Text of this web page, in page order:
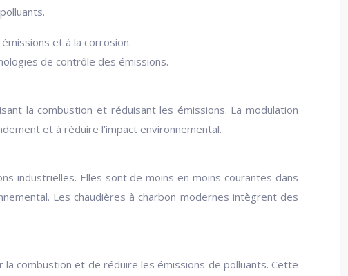
et à la corrosion.
de contrôle des émissions.
la combustion et réduisant les émissions. La modulation
et à réduire l’impact environnemental.
industrielles. Elles sont de moins en moins courantes dans
Les chaudières à charbon modernes intègrent des
combustion et de réduire les émissions de polluants. Cette